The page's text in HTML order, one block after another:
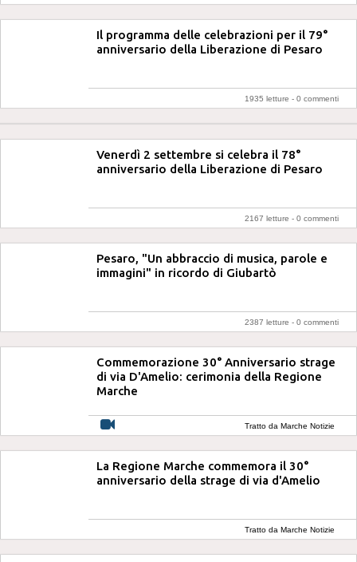
Il programma delle celebrazioni per il 79°
anniversario della Liberazione di Pesaro
1935 letture - 0 commenti
Venerdì 2 settembre si celebra il 78°
anniversario della Liberazione di Pesaro
2167 letture - 0 commenti
Pesaro, "Un abbraccio di musica, parole e
immagini" in ricordo di Giubartò
2387 letture - 0 commenti
Commemorazione 30° Anniversario strage
di via D'Amelio: cerimonia della Regione
Marche
Tratto da Marche Notizie
La Regione Marche commemora il 30°
anniversario della strage di via d'Amelio
Tratto da Marche Notizie